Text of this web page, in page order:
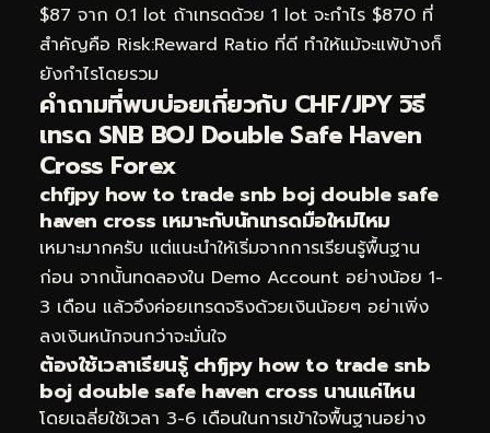
$87 จาก 0.1 lot ถ้าเทรดด้วย 1 lot จะกำไร $870 ที่
สำคัญคือ Risk:Reward Ratio ที่ดี ทำให้แม้จะแพ้บ้างก็
ยังกำไรโดยรวม
คำถามที่พบบ่อยเกี่ยวกับ CHF/JPY วิธี
เทรด SNB BOJ Double Safe Haven
Cross Forex
chfjpy how to trade snb boj double safe
haven cross เหมาะกับนักเทรดมือใหม่ไหม
เหมาะมากครับ แต่แนะนำให้เริ่มจากการเรียนรู้พื้นฐาน
ก่อน จากนั้นทดลองใน Demo Account อย่างน้อย 1-
3 เดือน แล้วจึงค่อยเทรดจริงด้วยเงินน้อยๆ อย่าเพิ่ง
ลงเงินหนักจนกว่าจะมั่นใจ
ต้องใช้เวลาเรียนรู้ chfjpy how to trade snb
boj double safe haven cross นานแค่ไหน
โดยเฉลี่ยใช้เวลา 3-6 เดือนในการเข้าใจพื้นฐานอย่าง